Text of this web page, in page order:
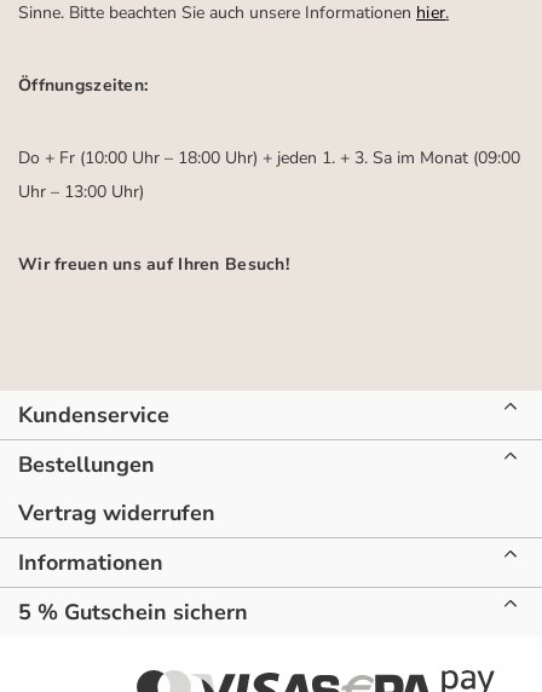
Sinne. Bitte beachten Sie auch unsere Informationen hier.
Öffnungszeiten:
Do + Fr (10:00 Uhr – 18:00 Uhr) + jeden 1. + 3. Sa im Monat (09:00
Uhr – 13:00 Uhr)
Wir freuen uns auf Ihren Besuch!
Kundenservice
Bestellungen
Vertrag widerrufen
Informationen
5 % Gutschein sichern